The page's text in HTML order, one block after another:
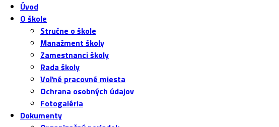
Úvod
O škole
Stručne o škole
Manažment školy
Zamestnanci školy
Rada školy
Voľné pracovné miesta
Ochrana osobných údajov
Fotogaléria
Dokumenty